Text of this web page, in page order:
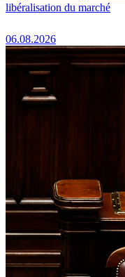
libéralisation du marché
06.08.2026